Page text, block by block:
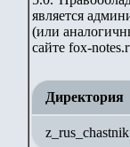
является
(или
сайте fox-
Директория
z_rus_chastnik